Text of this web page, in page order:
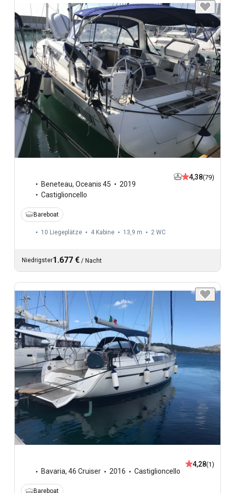
Beneteau, Oceanis 45
2019
Castiglioncello
4,38(79)
Bareboat
10 Liegeplätze 4 Kabine 13,9 m 2 WC
Niedrigster1.677 € / Nacht
Bavaria, 46 Cruiser 2016 Castiglioncello
4,28(1)
Bareboat